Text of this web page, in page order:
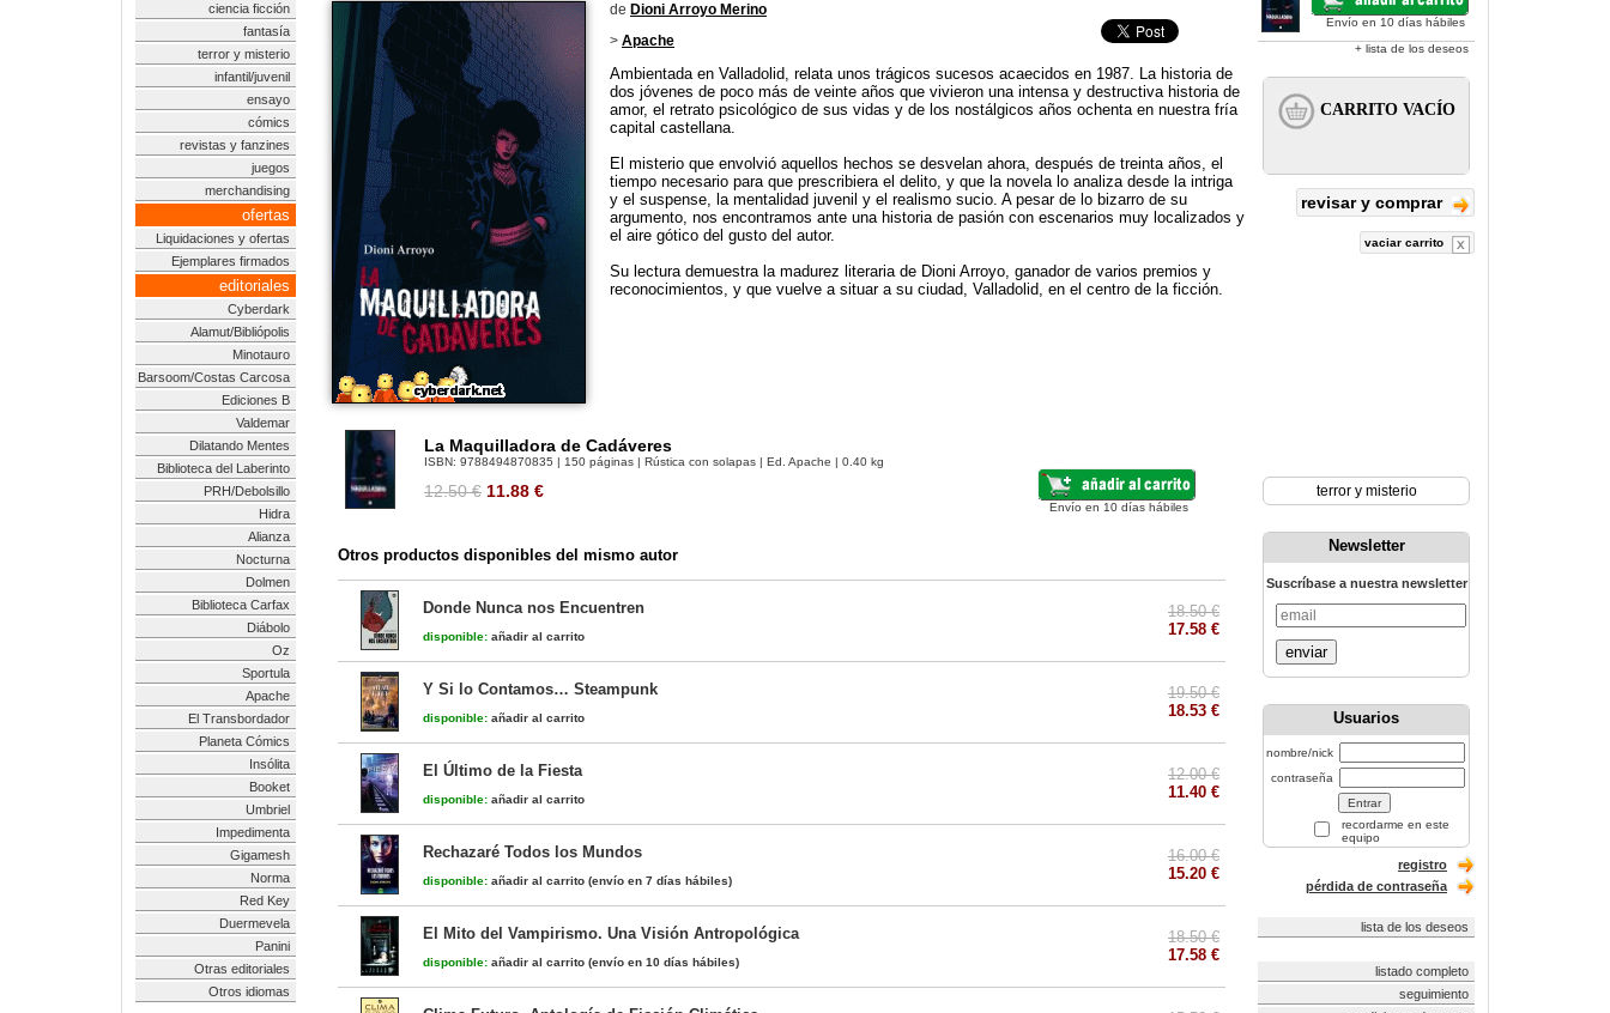
ciencia ficción
fantasía
terror y misterio
infantil/juvenil
ensayo
cómics
revistas y fanzines
juegos
merchandising
ofertas
Liquidaciones y ofertas
Ejemplares firmados
editoriales
Cyberdark
Alamut/Bibliópolis
Minotauro
Barsoom/Costas Carcosa
Ediciones B
Valdemar
Dilatando Mentes
Biblioteca del Laberinto
PRH/Debolsillo
Hidra
Alianza
Nocturna
Dolmen
Biblioteca Carfax
Diábolo
Oz
Sportula
Apache
El Transbordador
Planeta Cómics
Insólita
Booket
Umbriel
Impedimenta
Gigamesh
Norma
Red Key
Duermevela
Panini
Otras editoriales
Otros idiomas
de Dioni Arroyo Merino
> Apache
Ambientada en Valladolid, relata unos trágicos sucesos acaecidos en 1987. La historia de
dos jóvenes de poco más de veinte años que vivieron una intensa y destructiva historia de
amor, el retrato psicológico de sus vidas y de los nostálgicos años ochenta en nuestra fría
capital castellana.
El misterio que envolvió aquellos hechos se desvelan ahora, después de treinta años, el
tiempo necesario para que prescribiera el delito, y que la novela lo analiza desde la intriga
y el suspense, la mentalidad juvenil y el realismo sucio. A pesar de lo bizarro de su
argumento, nos encontramos ante una historia de pasión con escenarios muy localizados y
el aire gótico del gusto del autor.
Su lectura demuestra la madurez literaria de Dioni Arroyo, ganador de varios premios y
reconocimientos, y que vuelve a situar a su ciudad, Valladolid, en el centro de la ficción.
La Maquilladora de Cadáveres
ISBN: 9788494870835 | 150 páginas | Rústica con solapas | Ed. Apache | 0.40 kg
12.50 € 11.88 €
Envío en 10 días hábiles
Otros productos disponibles del mismo autor
Donde Nunca nos Encuentren
disponible: añadir al carrito
18.50 €
17.58 €
Y Si lo Contamos… Steampunk
disponible: añadir al carrito
19.50 €
18.53 €
El Último de la Fiesta
disponible: añadir al carrito
12.00 €
11.40 €
Rechazaré Todos los Mundos
disponible: añadir al carrito (envío en 7 días hábiles)
16.00 €
15.20 €
El Mito del Vampirismo. Una Visión Antropológica
disponible: añadir al carrito (envío en 10 días hábiles)
18.50 €
17.58 €
Envío en 10 días hábiles
+ lista de los deseos
revisar y comprar
vaciar carrito
terror y misterio
Newsletter
Suscríbase a nuestra newsletter
enviar
Usuarios
nombre/nick
contraseña
recordarme en este
equipo
registro
pérdida de contraseña
lista de los deseos
listado completo
seguimiento